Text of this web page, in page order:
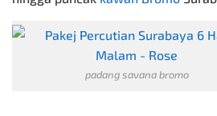
padang savana bromo